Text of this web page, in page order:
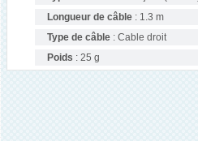
Longueur de câble : 1.3 m
Type de câble : Cable droit
Poids : 25 g